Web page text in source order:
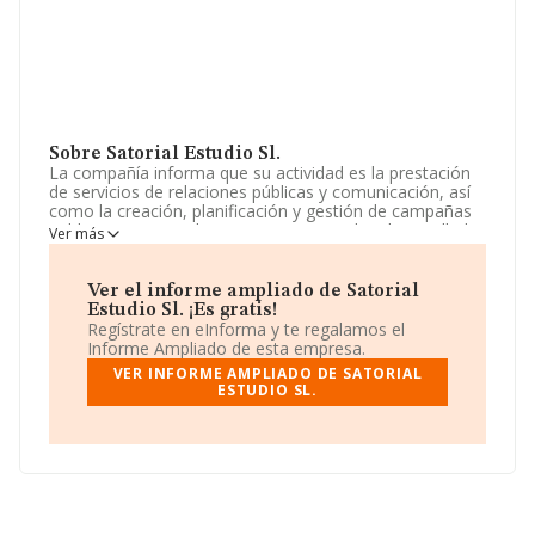
Sobre Satorial Estudio Sl.
La compañía informa que su actividad es la prestación
de servicios de relaciones públicas y comunicación, así
como la creación, planificación y gestión de campañas
publicitarias en cualquier soporte o medio, desarrolladas
por cuenta propia o ajena, directamente o mediante
empresa aparece inscrita en el Registro Mercantil como
Sociedad Limitada. Tiene CNAE: 7311 - 'Agencias de
publicidad'. La empresa no tiene actividad en mercados
exteriores.
La empresa españolaSatorial Estudio S.L, con
número de identificación fiscal B27599687, se
(28023), Madrid, Madrid.
Ver más
Ver el informe ampliado de Satorial
Estudio Sl. ¡Es gratis!
Regístrate en eInforma y te regalamos el
Informe Ampliado de esta empresa.
VER INFORME AMPLIADO DE SATORIAL
ESTUDIO SL.